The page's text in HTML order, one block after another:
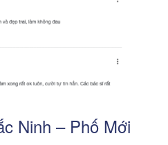
Ninh – Phố Mới